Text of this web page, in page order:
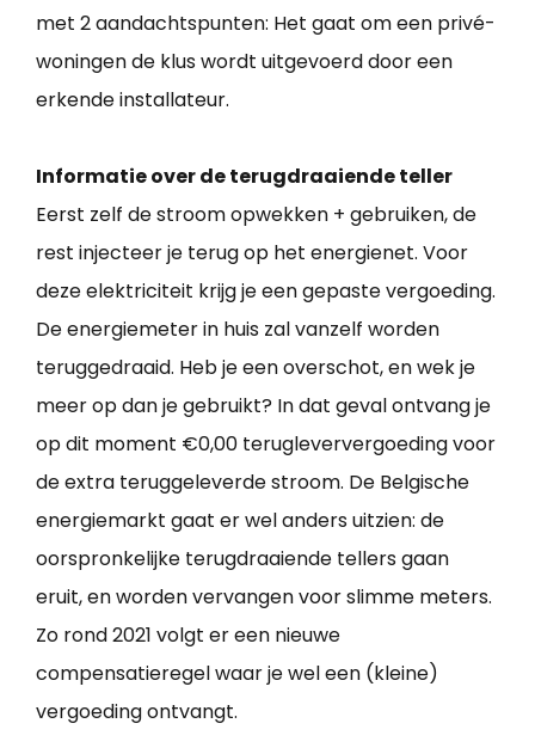
met 2 aandachtspunten: Het gaat om een privé-
woningen de klus wordt uitgevoerd door een
erkende installateur.
Informatie over de terugdraaiende teller
Eerst zelf de stroom opwekken + gebruiken, de
rest injecteer je terug op het energienet. Voor
deze elektriciteit krijg je een gepaste vergoeding.
De energiemeter in huis zal vanzelf worden
teruggedraaid. Heb je een overschot, en wek je
meer op dan je gebruikt? In dat geval ontvang je
op dit moment €0,00 terugleververgoeding voor
de extra teruggeleverde stroom. De Belgische
energiemarkt gaat er wel anders uitzien: de
oorspronkelijke terugdraaiende tellers gaan
eruit, en worden vervangen voor slimme meters.
Zo rond 2021 volgt er een nieuwe
compensatieregel waar je wel een (kleine)
vergoeding ontvangt.